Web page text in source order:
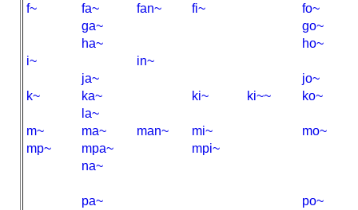
f~
fa~ fan~ fi~
fo~
ga~
go~
ha~
ho~
i~
in~
ja~
jo~
k~
ka~ ki~ ki~~
ko~
la~
m~
ma~ man~ mi~
mo~
mp~
mpa~
mpi~
na~
pa~
po~